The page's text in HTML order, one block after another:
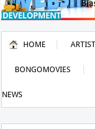
HOME
BONGOMOVIES
NEWS